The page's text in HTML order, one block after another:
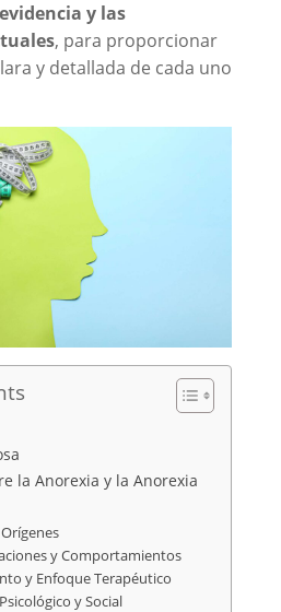
y las
, para proporcionar
y detallada de cada uno
la Anorexia y la Anorexia
y Comportamientos
y Enfoque Terapéutico
y Social